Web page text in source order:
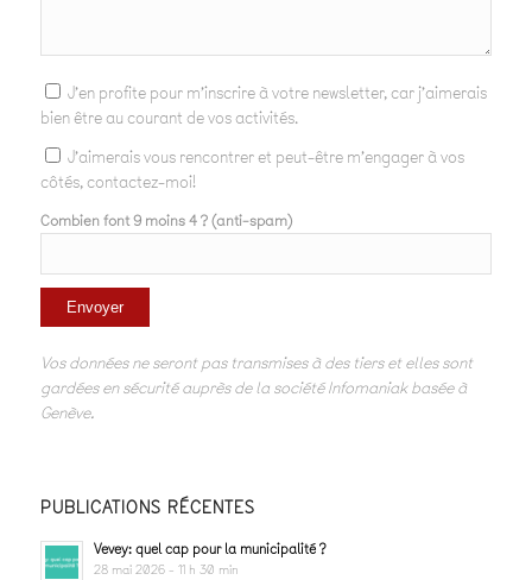
J'en profite pour m'inscrire à votre newsletter, car j'aimerais
bien être au courant de vos activités.
J'aimerais vous rencontrer et peut-être m'engager à vos
côtés, contactez-moi!
Combien font 9 moins 4 ? (anti-spam)
Vos données ne seront pas transmises à des tiers et elles sont
gardées en sécurité auprès de la société Infomaniak basée à
Genève.
PUBLICATIONS RÉCENTES
Vevey: quel cap pour la municipalité ?
28 mai 2026 - 11 h 30 min